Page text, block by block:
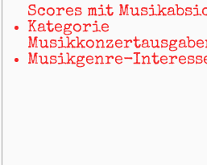
Scores mit
Kategorie
Musikgenre-